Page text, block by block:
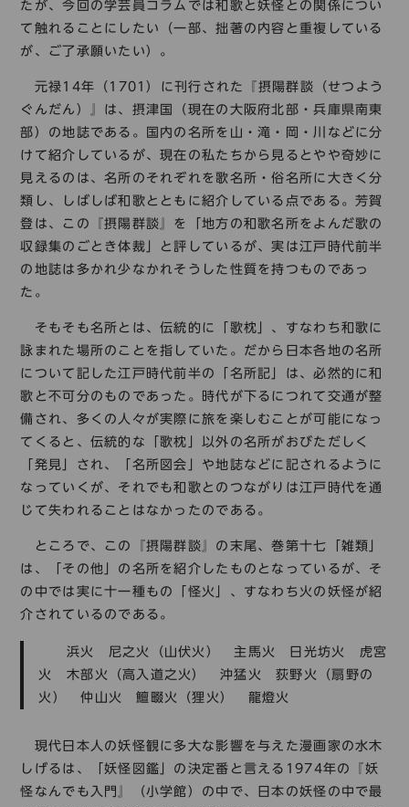
たが、今回の学芸員コラムでは和歌と妖怪との関係につい
て触れることにしたい（一部、拙著の内容と重複している
が、ご了承願いたい）。
元禄14年（1701）に刊行された『摂陽群談（せつよう
ぐんだん）』は、摂津国（現在の大阪府北部・兵庫県南東
部）の地誌である。国内の名所を山・滝・岡・川などに分
けて紹介しているが、現在の私たちから見るとやや奇妙に
見えるのは、名所のそれぞれを歌名所・俗名所に大きく分
類し、しばしば和歌とともに紹介している点である。芳賀
登は、この『摂陽群談』を「地方の和歌名所をよんだ歌の
収録集のごとき体裁」と評しているが、実は江戸時代前半
の地誌は多かれ少なかれそうした性質を持つものであっ
た。
そもそも名所とは、伝統的に「歌枕」、すなわち和歌に
詠まれた場所のことを指していた。だから日本各地の名所
について記した江戸時代前半の「名所記」は、必然的に和
歌と不可分のものであった。時代が下るにつれて交通が整
備され、多くの人々が実際に旅を楽しむことが可能になっ
てくると、伝統的な「歌枕」以外の名所がおびただしく
「発見」され、「名所図会」や地誌などに記されるように
なっていくが、それでも和歌とのつながりは江戸時代を通
じて失われることはなかったのである。
ところで、この『摂陽群談』の末尾、巻第十七「雑類」
は、「その他」の名所を紹介したものとなっているが、そ
の中では実に十一種もの「怪火」、すなわち火の妖怪が紹
介されているのである。
浜火 尼之火（山伏火） 主馬火 日光坊火 虎宮
火 木部火（高入道之火） 沖猛火 荻野火（扇野の
火） 仲山火 鱣畷火（狸火） 龍燈火
現代日本人の妖怪観に多大な影響を与えた漫画家の水木
しげるは、「妖怪図鑑」の決定番と言える1974年の『妖
怪なんでも入門』（小学館）の中で、日本の妖怪の中で最